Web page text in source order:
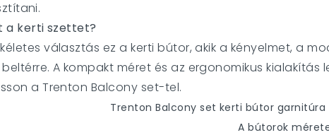
a kerti szettet?
választás ez a kerti bútor, akik a kényelmet, a
A kompakt méret és az ergonomikus kialakítás
a Trenton Balcony set-tel.
Trenton Balcony set kerti bútor garnitúra
A bútorok